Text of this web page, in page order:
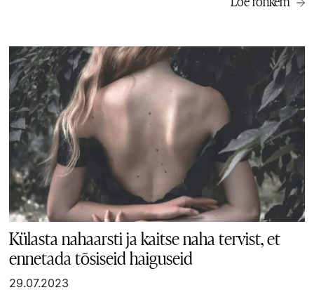
Külasta nahaarsti ja kaitse naha tervist, et
ennetada tõsiseid haiguseid
29.07.2023